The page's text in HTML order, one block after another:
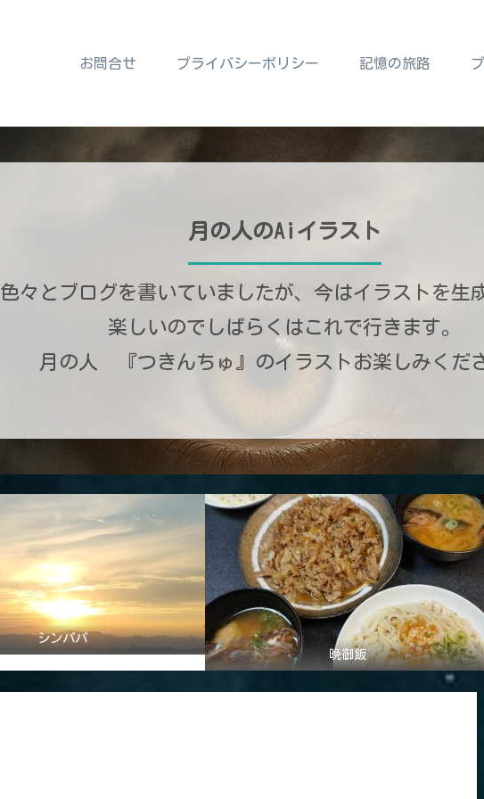
お問合せ プライバシーポリシー 記憶の旅路
月の人のAiイラスト
色々とブログを書いていましたが、今はイラストを生
楽しいのでしばらくはこれで行きます。
月の人 『つきんちゅ』のイラストお楽しみくだ
シンパパ
晩御飯